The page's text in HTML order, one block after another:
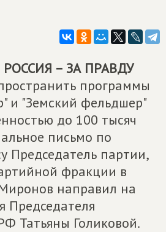
– ЗА ПРАВДУ
программы
и "Земский фельдшер"
до 100 тысяч
письмо по
Председатель партии,
фракции в
направил на
Председателя
Татьяны Голиковой.